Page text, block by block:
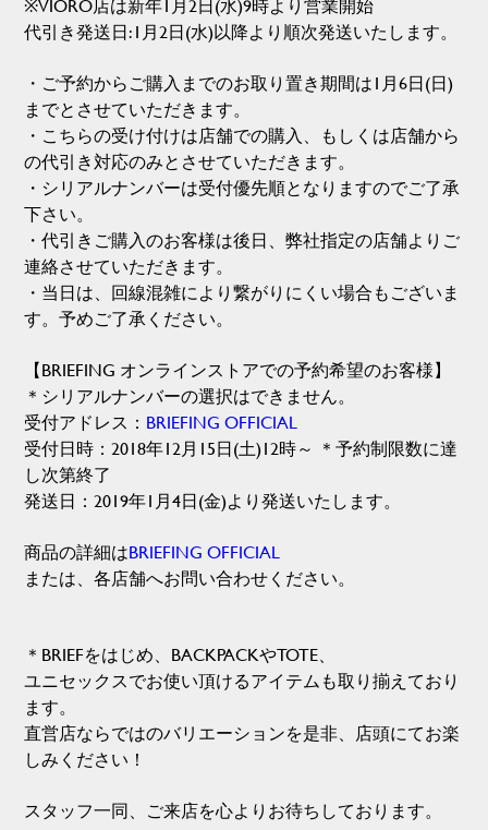
※VIORO店は新年1月2日(水)9時より営業開始
代引き発送日:1月2日(水)以降より順次発送いたします。
・ご予約からご購入までのお取り置き期間は1月6日(日)
までとさせていただきます。
・こちらの受け付けは店舗での購入、もしくは店舗から
の代引き対応のみとさせていただきます。
・シリアルナンバーは受付優先順となりますのでご了承
下さい。
・代引きご購入のお客様は後日、弊社指定の店舗よりご
連絡させていただきます。
・当日は、回線混雑により繋がりにくい場合もございま
す。予めご了承ください。
【BRIEFING オンラインストアでの予約希望のお客様】
＊シリアルナンバーの選択はできません。
受付アドレス： BRIEFING OFFICIAL
受付日時：2018年12月15日(土)12時～ ＊予約制限数に達
し次第終了
発送日：2019年1月4日(金)より発送いたします。
商品の詳細はBRIEFING OFFICIAL
または、各店舗へお問い合わせください。
＊BRIEFをはじめ、BACKPACKやTOTE、
ユニセックスでお使い頂けるアイテムも取り揃えており
ます。
直営店ならではのバリエーションを是非、店頭にてお楽
しみください！
スタッフ一同、ご来店を心よりお待ちしております。